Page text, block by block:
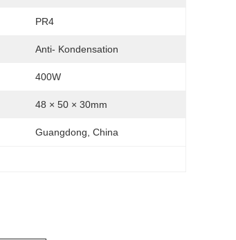
PR4
Anti- Kondensation
400W
48 × 50 × 30mm
Guangdong, China